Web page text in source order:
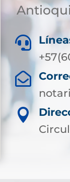


